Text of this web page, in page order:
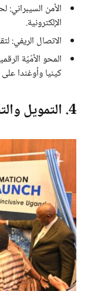
الأمن السيبراني:
الإلكترونية.
الاتصال الريفي:
المحو الأمّيّة
كينيا وأوغندا
4. التمويل والتحديات أمام التنفيذ